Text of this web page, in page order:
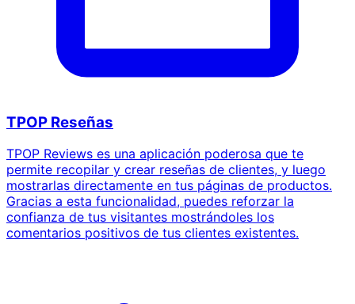
TPOP Reseñas
TPOP Reviews es una aplicación poderosa que te
permite recopilar y crear reseñas de clientes, y luego
mostrarlas directamente en tus páginas de productos.
Gracias a esta funcionalidad, puedes reforzar la
confianza de tus visitantes mostrándoles los
comentarios positivos de tus clientes existentes.